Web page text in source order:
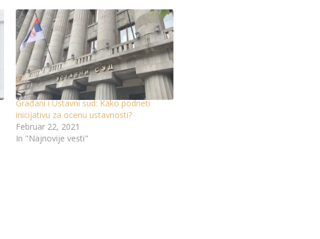
Građani i Ustavni sud: Kako podneti
inicijativu za ocenu ustavnosti?
Februar 22, 2021
In "Najnovije vesti"